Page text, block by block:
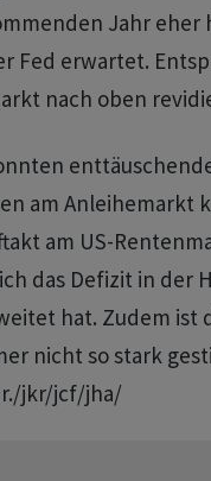
Jahr eher
Fed erwartet.
nach oben
am Anleihemarkt
am US-
das Defizit in der
hat. Zudem ist
nicht so stark
jkr/jcf/jha/